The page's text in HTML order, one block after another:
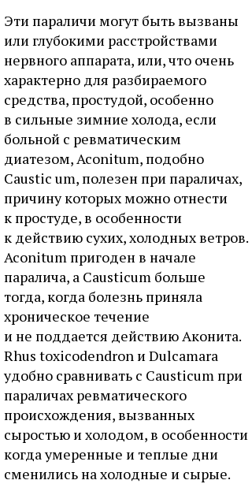
Эти параличи могут быть вызваны
или глубокими расстройствами
нервного аппарата, или, что очень
характерно для разбираемого
средства, простудой, особенно
в сильные зимние холода, если
больной с ревматическим
диатезом, Aconitum, подобно
Caustic um, полезен при параличах,
причину которых можно отнести
к простуде, в особенности
к действию сухих, холодных ветров.
Aconitum пригоден в начале
паралича, а Causticum больше
тогда, когда болезнь приняла
хроническое течение
и не поддается действию Аконита.
Rhus toxicodendron и Dulcamara
удобно сравнивать с Causticum при
параличах ревматического
происхождения, вызванных
сыростью и холодом, в особенности
когда умеренные и теплые дни
сменились на холодные и сырые.